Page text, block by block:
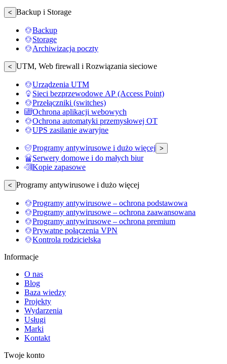
< Backup i Storage
Backup
Storage
Archiwizacja poczty
< UTM, Web firewall i Rozwiązania sieciowe
Urządzenia UTM
Sieci bezprzewodowe AP (Access Point)
Przełączniki (switches)
Ochrona aplikacji webowych
Ochrona automatyki przemysłowej OT
UPS zasilanie awaryjne
Programy antywirusowe i dużo więcej >
Serwery domowe i do małych biur
Kopie zapasowe
< Programy antywirusowe i dużo więcej
Programy antywirusowe – ochrona podstawowa
Programy antywirusowe – ochrona zaawansowana
Programy antywirusowe – ochrona premium
Prywatne połączenia VPN
Kontrola rodzicielska
Informacje
O nas
Blog
Baza wiedzy
Projekty
Wydarzenia
Usługi
Marki
Kontakt
Twoje konto